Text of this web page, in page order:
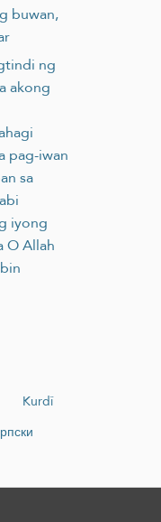
buwan,
ng
akong
pag-iwan
sa
iyong
O Allah
Kurdî